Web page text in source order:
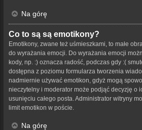
Na górę
Co to są są emotikony?
Emotikony, zwane też uśmieszkami, to małe
do wyrażania emocji. Do wyrażania emocji
kody, np. :) oznacza radość, podczas gdy :(
dostępna z poziomu formularza tworzenia
nadmiernie używać emotikon, gdyż mogą
nieczytelny i moderator może podjąć decyzję o
usunięciu całego posta. Administrator witryny
limit emotikon w poście.
Na górę